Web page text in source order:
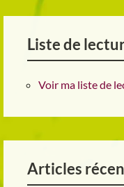
Liste de
Voir ma liste de
Articles